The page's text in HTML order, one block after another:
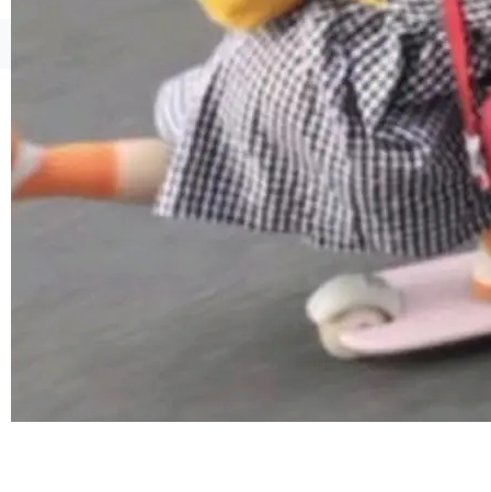
©OSCHINA(OSChina.NET) 京ICP备2025119063号